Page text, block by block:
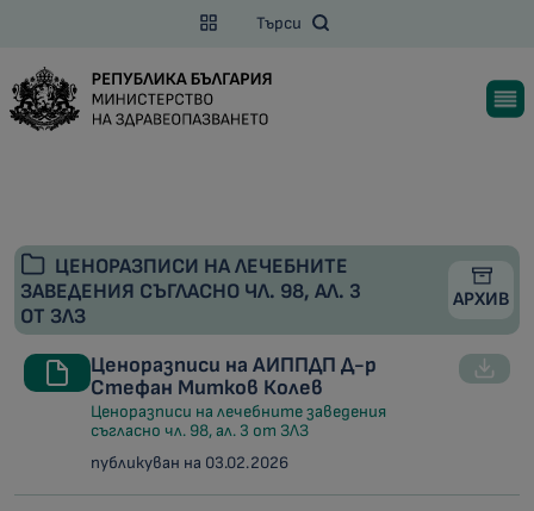
Търси
ЦЕНОРАЗПИСИ НА ЛЕЧЕБНИТЕ
ЗАВЕДЕНИЯ СЪГЛАСНО ЧЛ. 98, АЛ. 3
ОТ ЗЛЗ
АРХИВ
Ценоразписи на АИППДП Д-р
Стефан Митков Колев
Ценоразписи на лечебните заведения
съгласно чл. 98, ал. 3 от ЗЛЗ
публикуван на 03.02.2026